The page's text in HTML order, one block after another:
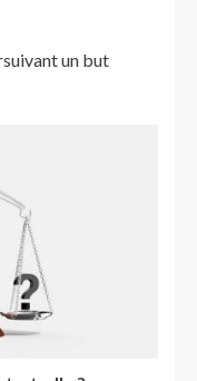
un but